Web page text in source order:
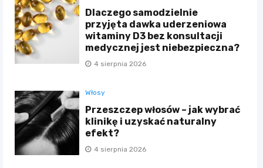
Dlaczego samodzielnie
przyjęta dawka uderzeniowa
witaminy D3 bez konsultacji
medycznej jest niebezpieczna?
4 sierpnia 2026
Włosy
Przeszczep włosów – jak wybrać
klinikę i uzyskać naturalny
efekt?
4 sierpnia 2026